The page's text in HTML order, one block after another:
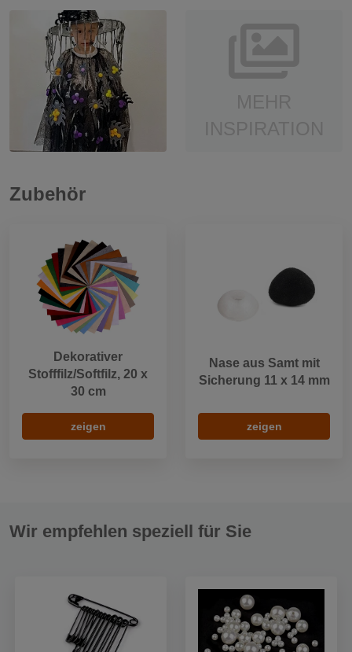
Zubehör
Dekorativer
Stofffilz/Softfilz, 20 x
30 cm
zeigen
Nase aus Samt mit
Sicherung 11 x 14 mm
zeigen
Wir empfehlen speziell für Sie